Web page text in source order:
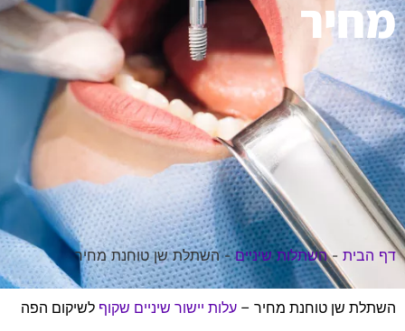
מחיר
דף הבית -השתלות שיניים-השתלת שן טוחנת מחיר
השתלת שן טוחנת מחיר – עלות יישור שיניים שקוף לשיקום הפה